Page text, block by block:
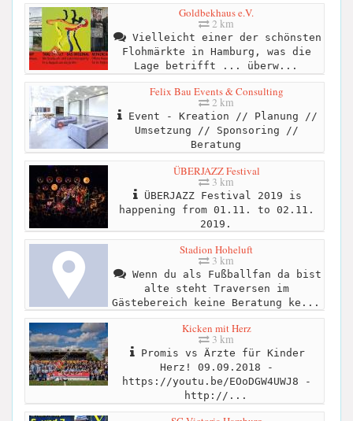
Goldbekhaus e.V.
2 km
Vielleicht einer der schönsten
Flohmärkte in Hamburg, was die
Lage betrifft ... überw...
Felix Bau Events & Consulting
2 km
Event - Kreation // Planung //
Umsetzung // Sponsoring //
Beratung
ÜBERJAZZ Festival
3 km
ÜBERJAZZ Festival 2019 is
happening from 01.11. to 02.11.
2019.
Stadion Hoheluft
3 km
Wenn du als Fußballfan da bist
alte steht Traversen im
Gästebereich keine Beratung ke...
Kicken mit Herz
3 km
Promis vs Ärzte für Kinder
Herz! 09.09.2018 -
https://youtu.be/EOoDGW4UWJ8 -
http://...